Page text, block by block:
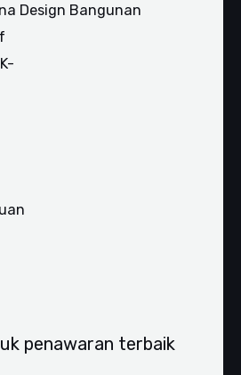
Design Bangunan
penawaran terbaik